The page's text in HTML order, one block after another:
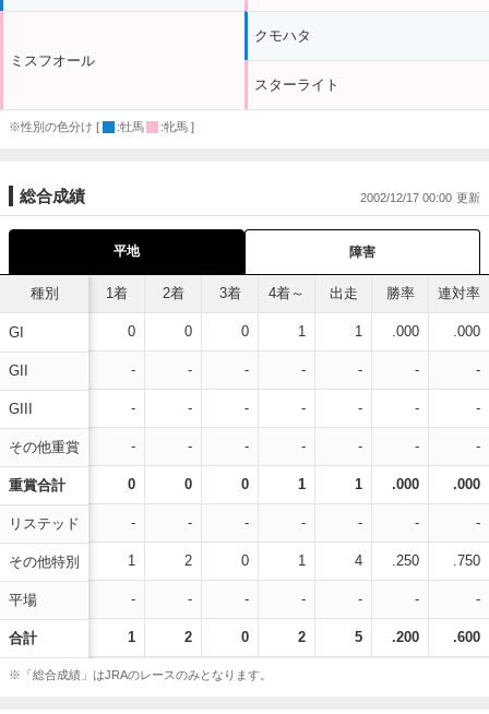
ミスフオール
クモハタ
スターライト
※性別の色分け [ :牡馬 :牝馬 ]
総合成績 2002/12/17 00:00
平地 障害
種別
GI
GII
GIII
その他重賞
重賞合計
リステッド
その他特別
平場
合計
1着 2着 3着 4着～ 出走 勝率 連対率
0 0 0 1 1 .000 .000
- - - - - - -
- - - - - - -
- - - - - - -
0 0 0 1 1 .000 .000
- - - - - - -
1 2 0 1 4 .250 .750
- - - - - - -
1 2 0 2 5 .200 .600
※「総合成績」はJRAのレースのみとなります。